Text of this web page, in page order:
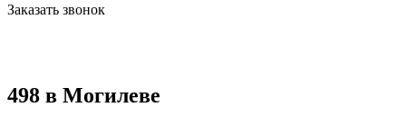
Заказать звонок
498 в Могилеве